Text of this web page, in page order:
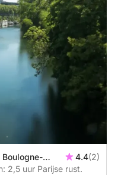
4.4(2)
2,5 uur Parijse rust.